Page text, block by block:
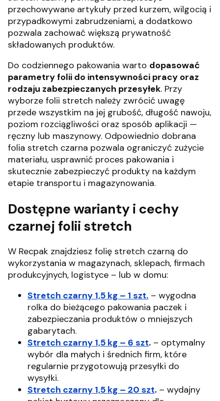
przechowywane artykuły przed kurzem, wilgocią i
przypadkowymi zabrudzeniami, a dodatkowo
pozwala zachować większą prywatność
składowanych produktów.
Do codziennego pakowania warto dopasować
parametry folii do intensywności pracy oraz
rodzaju zabezpieczanych przesyłek. Przy
wyborze folii stretch należy zwrócić uwagę
przede wszystkim na jej grubość, długość nawoju,
poziom rozciągliwości oraz sposób aplikacji —
ręczny lub maszynowy. Odpowiednio dobrana
folia stretch czarna pozwala ograniczyć zużycie
materiału, usprawnić proces pakowania i
skutecznie zabezpieczyć produkty na każdym
etapie transportu i magazynowania.
Dostępne warianty i cechy
czarnej folii stretch
W Recpak znajdziesz folię stretch czarną do
wykorzystania w magazynach, sklepach, firmach
produkcyjnych, logistyce – lub w domu:
Stretch czarny 1,5 kg – 1 szt. – wygodna
rolka do bieżącego pakowania paczek i
zabezpieczania produktów o mniejszych
gabarytach.
Stretch czarny 1,5 kg – 6 szt. – optymalny
wybór dla małych i średnich firm, które
regularnie przygotowują przesyłki do
wysyłki.
Stretch czarny 1,5 kg – 20 szt. – wydajny